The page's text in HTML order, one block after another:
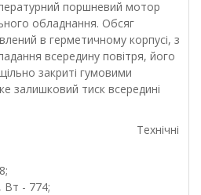
поршневий мотор
обладнання. Обсяг
в герметичному корпусі, з
всередину повітря, його
закриті гумовими
залишковий тиск всередині
Вт - 774;